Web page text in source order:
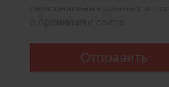
персональных данных и
с
сайта
Отправить